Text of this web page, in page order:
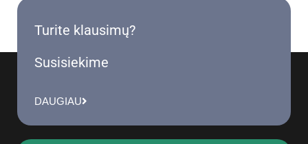
Turite klausimų?
Susisiekime
DAUGIAU